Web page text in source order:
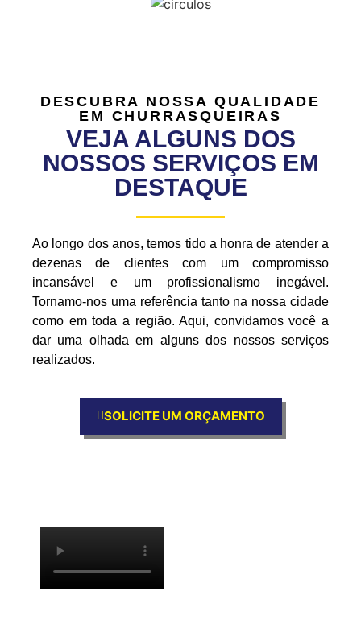
DESCUBRA NOSSA QUALIDADE
EM CHURRASQUEIRAS
VEJA ALGUNS DOS
NOSSOS SERVIÇOS EM
DESTAQUE
Ao longo dos anos, temos tido a honra de atender a
dezenas de clientes com um compromisso
incansável e um profissionalismo inegável.
Tornamo-nos uma referência tanto na nossa cidade
como em toda a região. Aqui, convidamos você a
dar uma olhada em alguns dos nossos serviços
realizados.
SOLICITE UM ORÇAMENTO